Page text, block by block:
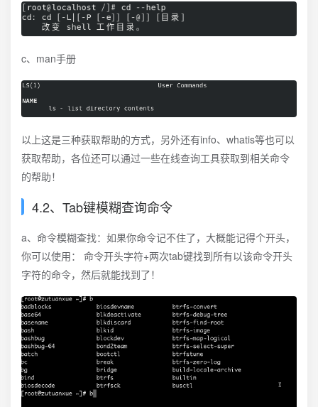
c、man手册
以上这是三种获取帮助的方式，另外还有info、whatis等也可以
获取帮助，各位还可以通过一些在线查询工具获取到相关命令
的帮助！
4.2、Tab键模糊查询命令
a、命令模糊查找：如果你命令记不住了，大概能记得个开头，
你可以使用： 命令开头字符+两次tab键找到所有以该命令开头
字符的命令，然后就能找到了！